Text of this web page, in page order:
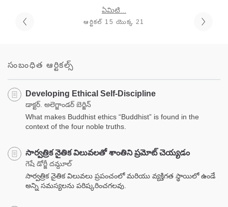
ఏమిటి...
ఆర్టికల్ 15 యొక్క 21
సంబంధిత ఆర్టికల్స్
Developing Ethical Self-Discipline
డాక్టర్. అలెగ్జాండర్ బెర్జిన్
What makes Buddhist ethics “Buddhist” is found in the
context of the four noble truths.
సార్వత్రిక నైతిక విలువలతో శాంతిని ప్రమోట్ చెయ్యడం
గెషే డోర్జీ దమ్దూల్
సార్వత్రిక నైతిక విలువలు ప్రపంచంలో మరియు వ్యక్తిగత స్థాయిలో ఉండే
అన్ని సమస్యలను పరిష్కరించగలవు.